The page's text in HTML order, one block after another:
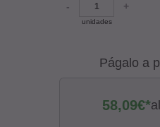
-
unidades
+
Págalo a
58,09€*